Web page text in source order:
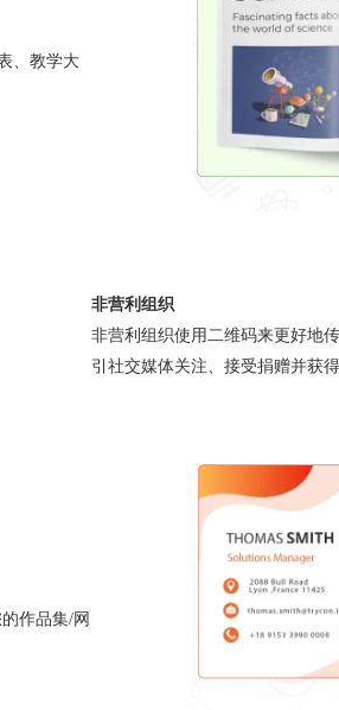
、教学大
非营利组织
非营利组织使用二维码来更好地
引社交媒体关注、接受捐赠并获得
作品集/网